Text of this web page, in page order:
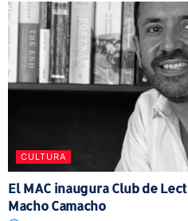
CULTURA
El MAC inaugura Club de
Macho Camacho